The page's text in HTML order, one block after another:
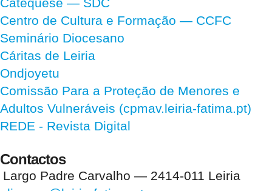
Centro de Cultura e Formação — CCFC
Seminário Diocesano
Cáritas de Leiria
Ondjoyetu
Comissão Para a Proteção de Menores e
Adultos Vulneráveis (cpmav.leiria-fatima.pt)
REDE - Revista Digital
Contactos
Largo Padre Carvalho — 2414-011 Leiria